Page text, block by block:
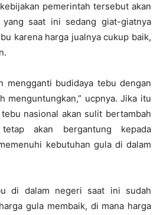
pemerintah tersebut akan
saat ini sedang giat-giatnya
karena harga jualnya cukup baik,
mengganti budidaya tebu dengan
menguntungkan,” ucpnya. Jika itu
nasional akan sulit bertambah
akan bergantung kepada
kebutuhan gula di dalam
di dalam negeri saat ini sudah
gula membaik, di mana harga